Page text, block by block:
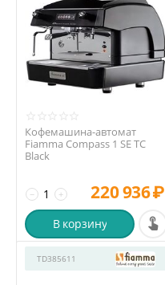
Кофемашина-автомат
Fiamma Compass 1 SE TC
Black
+
− 220 936₽
В корзину
TD385611